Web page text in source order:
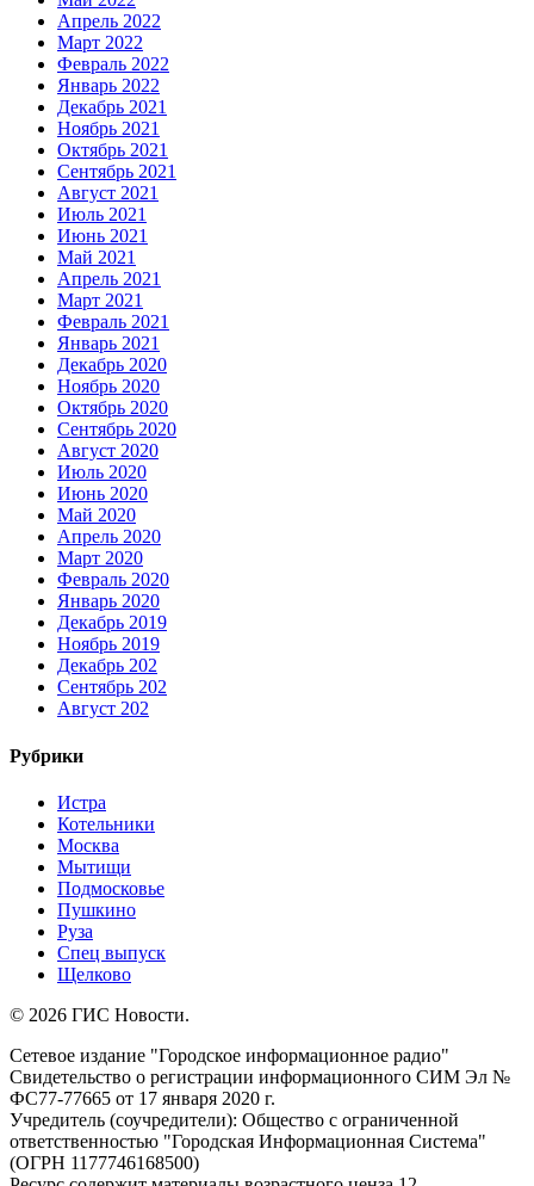
Апрель 2022
Март 2022
Февраль 2022
Январь 2022
Декабрь 2021
Ноябрь 2021
Октябрь 2021
Сентябрь 2021
Август 2021
Июль 2021
Июнь 2021
Май 2021
Апрель 2021
Март 2021
Февраль 2021
Январь 2021
Декабрь 2020
Ноябрь 2020
Октябрь 2020
Сентябрь 2020
Август 2020
Июль 2020
Июнь 2020
Май 2020
Апрель 2020
Март 2020
Февраль 2020
Январь 2020
Декабрь 2019
Ноябрь 2019
Декабрь 202
Сентябрь 202
Август 202
Рубрики
Истра
Котельники
Москва
Мытищи
Подмосковье
Пушкино
Руза
Спец выпуск
Щелково
© 2026 ГИС Новости.
Сетевое издание "Городское информационное радио"
Свидетельство о регистрации информационного СИМ Эл №
ФС77-77665 от 17 января 2020 г.
Учредитель (соучредители): Общество с ограниченной
ответственностью "Городская Информационная Система"
(ОГРН 1177746168500)